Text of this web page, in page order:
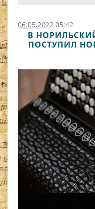
06.05.2022 05:42
В
ПОСТУПИЛ